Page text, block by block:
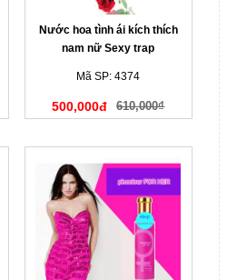
Nước hoa tình ái kích thích
nam nữ Sexy trap
Mã SP: 4374
500,000đ 610,000₫